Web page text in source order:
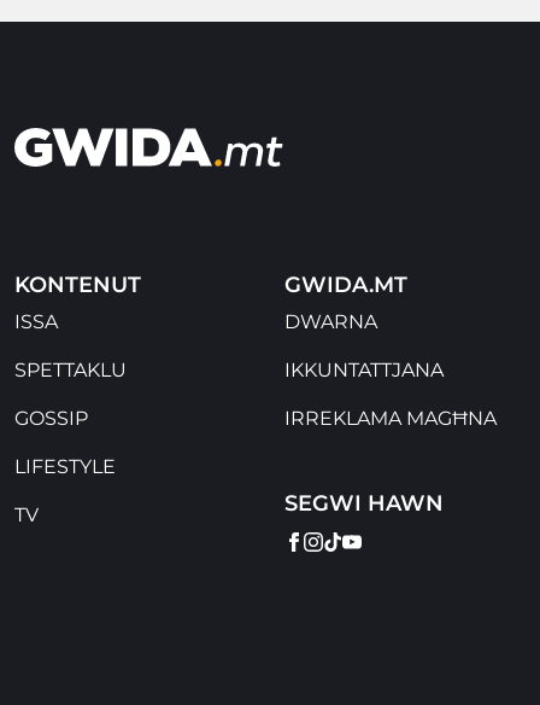
KONTENUT
ISSA
SPETTAKLU
GOSSIP
LIFESTYLE
TV
GWIDA.MT
DWARNA
IKKUNTATTJANA
IRREKLAMA MAGĦNA
SEGWI HAWN
FACEBOOK
INSTAGRAM
TIKTOK
YOUTUBE